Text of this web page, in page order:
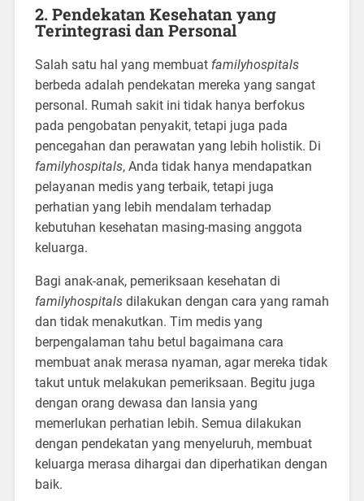
2. Pendekatan Kesehatan yang
Terintegrasi dan Personal
Salah satu hal yang membuat familyhospitals
berbeda adalah pendekatan mereka yang sangat
personal. Rumah sakit ini tidak hanya berfokus
pada pengobatan penyakit, tetapi juga pada
pencegahan dan perawatan yang lebih holistik. Di
familyhospitals, Anda tidak hanya mendapatkan
pelayanan medis yang terbaik, tetapi juga
perhatian yang lebih mendalam terhadap
kebutuhan kesehatan masing-masing anggota
keluarga.
Bagi anak-anak, pemeriksaan kesehatan di
familyhospitalsdilakukan dengan cara yang ramah
dan tidak menakutkan. Tim medis yang
berpengalaman tahu betul bagaimana cara
membuat anak merasa nyaman, agar mereka tidak
takut untuk melakukan pemeriksaan. Begitu juga
dengan orang dewasa dan lansia yang
memerlukan perhatian lebih. Semua dilakukan
dengan pendekatan yang menyeluruh, membuat
keluarga merasa dihargai dan diperhatikan dengan
baik.